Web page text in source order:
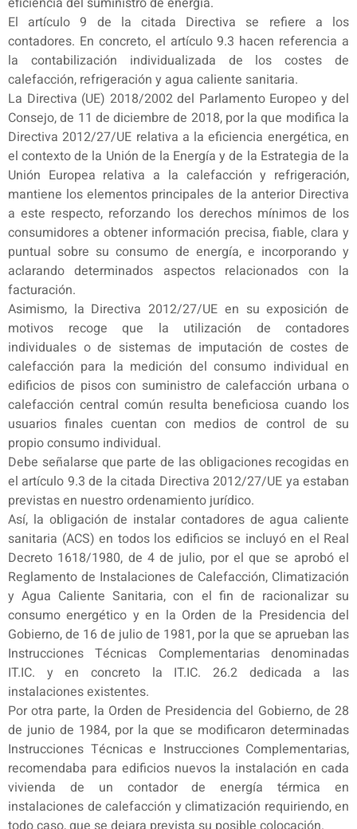
El artículo 9 de la citada Directiva se refiere a los
contadores. En concreto, el artículo 9.3 hacen referencia a
la contabilización individualizada de los costes de
calefacción, refrigeración y agua caliente sanitaria.
La Directiva (UE) 2018/2002 del Parlamento Europeo y del
Consejo, de 11 de diciembre de 2018, por la que modifica la
Directiva 2012/27/UE relativa a la eficiencia energética, en
el contexto de la Unión de la Energía y de la Estrategia de la
Unión Europea relativa a la calefacción y refrigeración,
mantiene los elementos principales de la anterior Directiva
a este respecto, reforzando los derechos mínimos de los
consumidores a obtener información precisa, fiable, clara y
puntual sobre su consumo de energía, e incorporando y
aclarando determinados aspectos relacionados con la
facturación.
Asimismo, la Directiva 2012/27/UE en su exposición de
motivos recoge que la utilización de contadores
individuales o de sistemas de imputación de costes de
calefacción para la medición del consumo individual en
edificios de pisos con suministro de calefacción urbana o
calefacción central común resulta beneficiosa cuando los
usuarios finales cuentan con medios de control de su
propio consumo individual.
Debe señalarse que parte de las obligaciones recogidas en
el artículo 9.3 de la citada Directiva 2012/27/UE ya estaban
previstas en nuestro ordenamiento jurídico.
Así, la obligación de instalar contadores de agua caliente
sanitaria (ACS) en todos los edificios se incluyó en el Real
Decreto 1618/1980, de 4 de julio, por el que se aprobó el
Reglamento de Instalaciones de Calefacción, Climatización
y Agua Caliente Sanitaria, con el fin de racionalizar su
consumo energético y en la Orden de la Presidencia del
Gobierno, de 16 de julio de 1981, por la que se aprueban las
Instrucciones Técnicas Complementarias denominadas
IT.IC. y en concreto la IT.IC. 26.2 dedicada a las
instalaciones existentes.
Por otra parte, la Orden de Presidencia del Gobierno, de 28
de junio de 1984, por la que se modificaron determinadas
Instrucciones Técnicas e Instrucciones Complementarias,
recomendaba para edificios nuevos la instalación en cada
vivienda de un contador de energía térmica en
instalaciones de calefacción y climatización requiriendo, en